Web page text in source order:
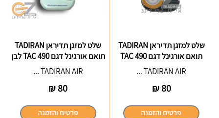
שלט למזגן תדיראן TADIRAN
תואם אורגינל דגם TAC 490
TADIRAN AIR ...
80
₪
שלט למזגן תדיראן TADIRAN
תואם אורגינל דגם TAC 490 לבן
TADIRAN AIR ...
80
₪